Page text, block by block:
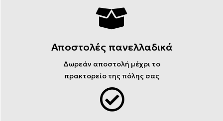
Αποστολές πανελλαδικά
Δωρεάν αποστολή μέχρι το
πρακτορείο της πόλης σας